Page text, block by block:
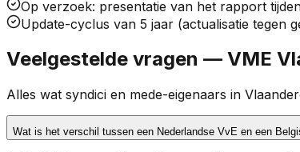
Op verzoek: presentatie van het rapport
Update-cyclus van 5 jaar (actualisatie tegen
Veelgestelde vragen — VME
Alles wat syndici en mede-eigenaars in
Wat is het verschil tussen een Nederlandse VvE en een